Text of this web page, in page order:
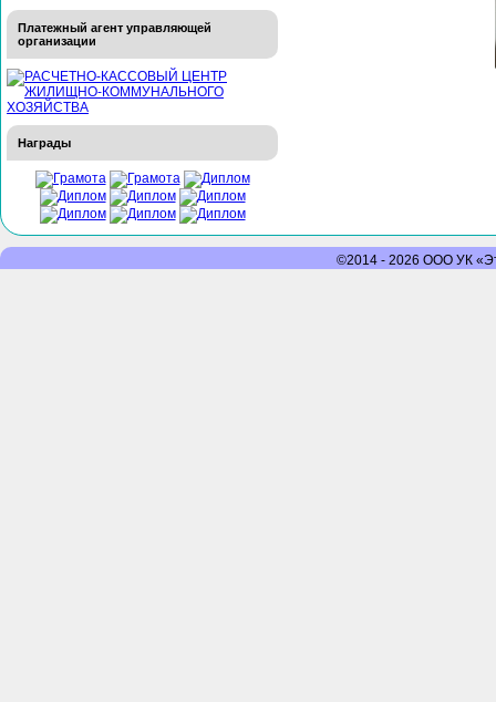
Платежный агент управляющей
организации
Награды
©2014 - 2026 ООО УК